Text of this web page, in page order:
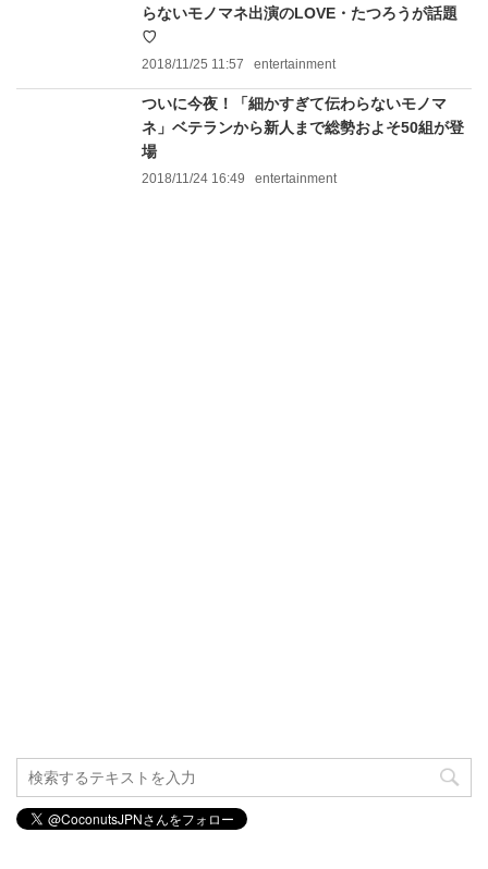
らないモノマネ出演のLOVE・たつろうが話題
♡
2018/11/25 11:57 entertainment
ついに今夜！「細かすぎて伝わらないモノマ
ネ」ベテランから新人まで総勢およそ50組が登
場
2018/11/24 16:49 entertainment